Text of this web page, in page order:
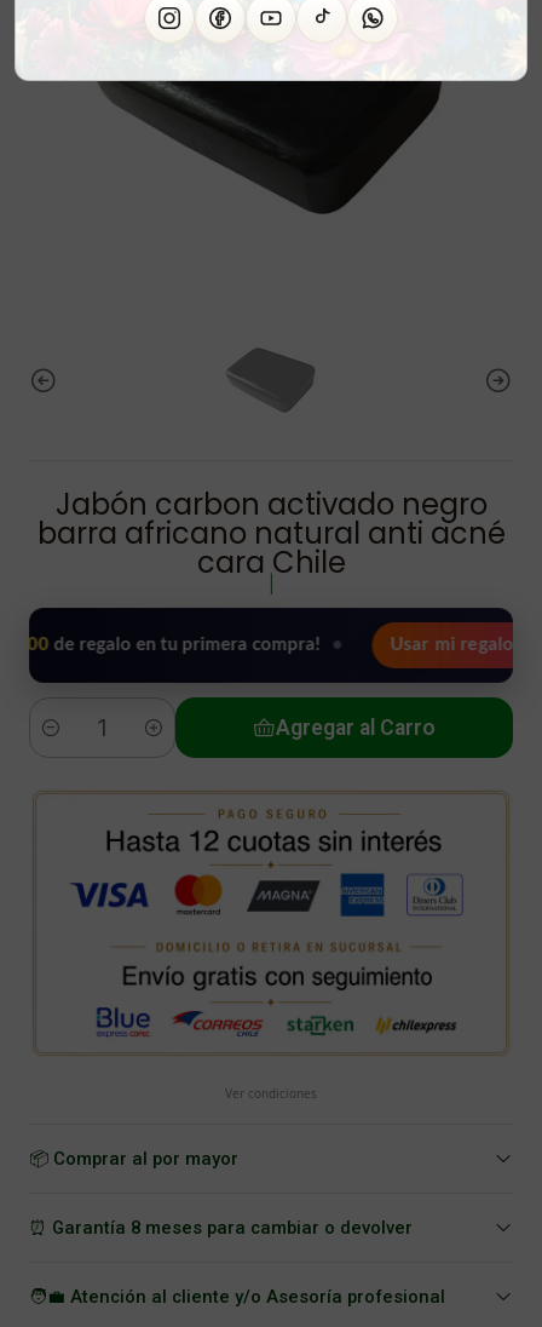
Jabón carbon activado negro
barra africano natural anti acné
cara Chile
regalo en tu primera compra! • Usar mi regalo ahora 🖤
Cantidad
Agregar al Carro
Ver condiciones
📦 Comprar al por mayor
⏰ Garantía 8 meses para cambiar o devolver
🧑‍💼 Atención al cliente y/o Asesoría profesional